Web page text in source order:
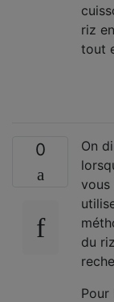
riz
tout
0
On
vous
du